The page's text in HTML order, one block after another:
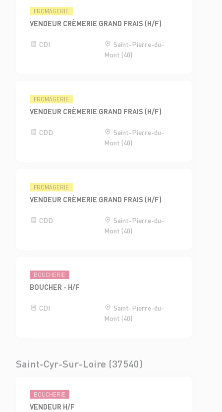
FROMAGERIE
VENDEUR CRÈMERIE GRAND FRAIS (H/F)
CDI
Saint-Pierre-du-
Mont (40)
FROMAGERIE
VENDEUR CRÈMERIE GRAND FRAIS (H/F)
CDD
Saint-Pierre-du-
Mont (40)
FROMAGERIE
VENDEUR CRÈMERIE GRAND FRAIS (H/F)
CDD
Saint-Pierre-du-
Mont (40)
BOUCHERIE
BOUCHER - H/F
CDI
Saint-Pierre-du-
Mont (40)
Saint-Cyr-Sur-Loire (37540)
BOUCHERIE
VENDEUR H/F